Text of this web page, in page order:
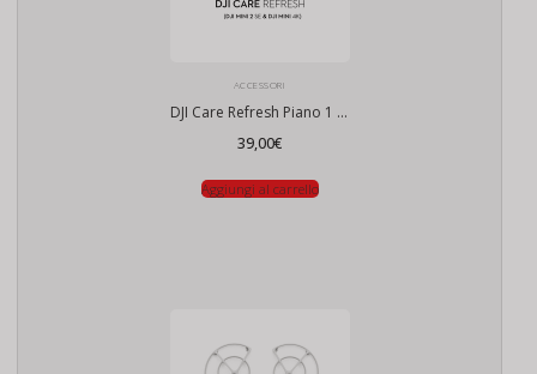
ACCESSORI
DJI Care Refresh Piano 1 Anno (Mini 2 SE & Mini 4K)
39,00€
Aggiungi al carrello